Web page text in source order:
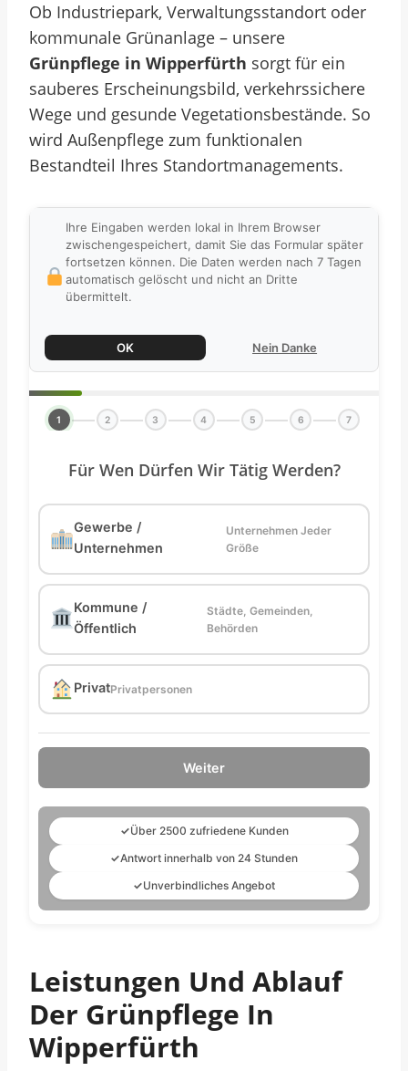
Ob Industriepark, Verwaltungsstandort oder
kommunale Grünanlage – unsere
Grünpflege in Wipperfürth sorgt für ein
sauberes Erscheinungsbild, verkehrssichere
Wege und gesunde Vegetationsbestände. So
wird Außenpflege zum funktionalen
Bestandteil Ihres Standortmanagements.
Ihre Eingaben werden lokal in Ihrem Browser
zwischengespeichert, damit Sie das Formular später
fortsetzen können. Die Daten werden nach 7 Tagen
automatisch gelöscht und nicht an Dritte
übermittelt.
OK Nein Danke
1 2 3 4 5 6 7
Für Wen Dürfen Wir Tätig Werden?
Gewerbe /
Unternehmen
Unternehmen Jeder
Größe
Kommune /
Öffentlich
Städte, Gemeinden,
Behörden
PrivatPrivatpersonen
Weiter
✓Über 2500 zufriedene Kunden
✓Antwort innerhalb von 24 Stunden
✓Unverbindliches Angebot
Leistungen Und Ablauf
Der Grünpflege In
Wipperfürth